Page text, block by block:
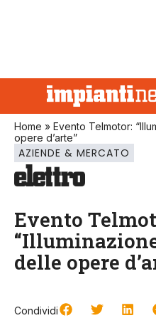
Home » Evento Telmotor:
opere d’arte”
AZIENDE & MERCATO
Evento
delle opere
Condividi